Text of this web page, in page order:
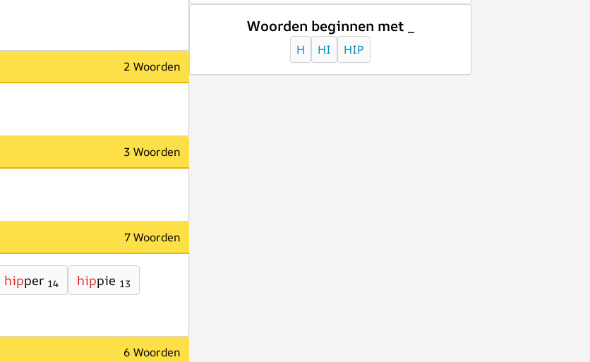
2 Woorden
3 Woorden
7 Woorden
hipper 14 hippie 13
6 Woorden
Woorden beginnen met _
H HI HIP